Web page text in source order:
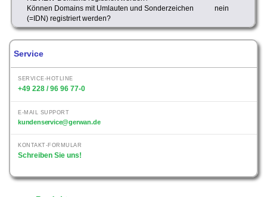
Können Domains mit Umlauten und Sonderzeichen
(=IDN) registriert werden?
nein
Service
SERVICE-HOTLINE
+49 228 / 96 96 77-0
E-MAIL SUPPORT
kundenservice@gerwan.de
KONTAKT-FORMULAR
Schreiben Sie uns!